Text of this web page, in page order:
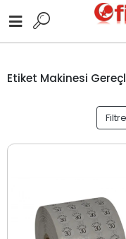
Etiket Makinesi